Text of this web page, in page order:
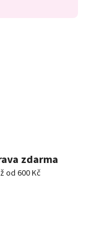
zdarma
od 600 Kč